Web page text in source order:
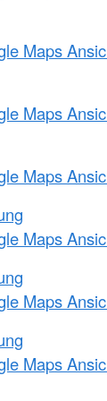
Maps
Maps
Maps
Maps
Maps
Maps